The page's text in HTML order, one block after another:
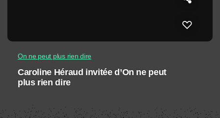
On ne peut plus rien dire
Caroline Héraud invitée d’On ne peut
plus rien dire